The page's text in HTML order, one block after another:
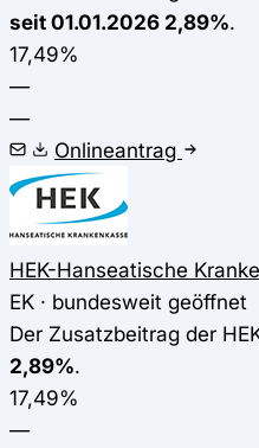
seit 01.01.2026 2,89%.
17,49%
—
—
Onlineantrag
HEK-Hanseatische
EK · bundesweit geöffnet
Der Zusatzbeitrag der
2,89%.
17,49%
—